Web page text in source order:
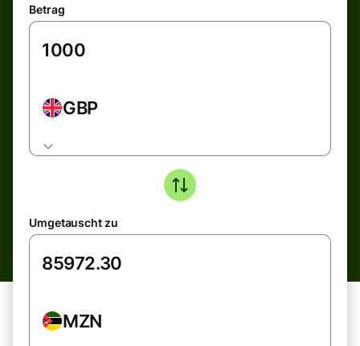
Betrag
GBP
Umgetauscht zu
MZN